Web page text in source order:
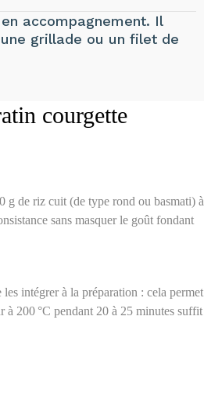
accompagnement. Il
grillade ou un filet de
courgette
g de riz cuit (de type rond ou basmati) à
sans masquer le goût fondant
intégrer à la préparation : cela permet
à 200 °C pendant 20 à 25 minutes suffit